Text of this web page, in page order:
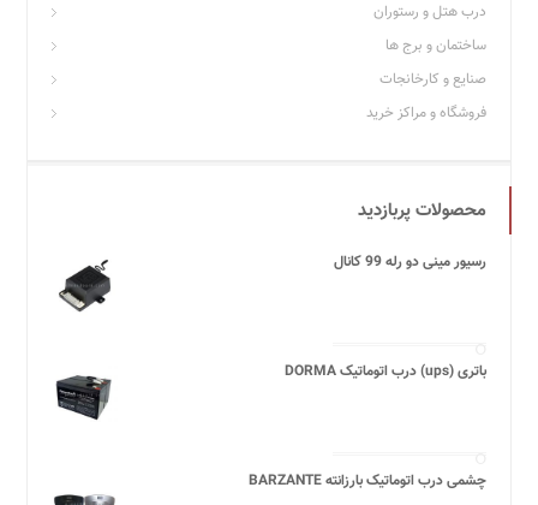
درب هتل و رستوران
ساختمان و برج ها
صنایع و کارخانجات
فروشگاه و مراکز خرید
محصولات پربازدید
رسیور مینی دو رله 99 کانال
باتری (ups) درب اتوماتیک DORMA
چشمی درب اتوماتیک بارزانته BARZANTE